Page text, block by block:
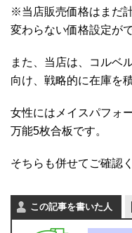
※当店販売価格はまだ
変わらない価格設定が
また、当店は、コルベ
向け、戦略的に在庫を
女性にはメイスパフォ
万能5枚合板です。
そちらも併せてご確認
この記事を書いた人